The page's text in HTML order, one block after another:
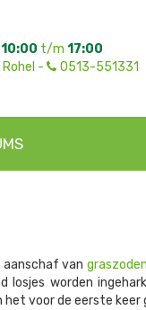
10:00 t/m 17:00
-
0513-551331
aanschaf vangraszoden
losjes worden
voor de eerste keer